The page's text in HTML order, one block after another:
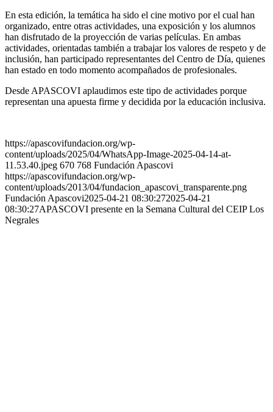
En esta edición, la temática ha sido el cine motivo por el cual han
organizado, entre otras actividades, una exposición y los alumnos
han disfrutado de la proyección de varias películas. En ambas
actividades, orientadas también a trabajar los valores de respeto y de
inclusión, han participado representantes del Centro de Día, quienes
han estado en todo momento acompañados de profesionales.
Desde APASCOVI aplaudimos este tipo de actividades porque
representan una apuesta firme y decidida por la educación inclusiva.
https://apascovifundacion.org/wp-
content/uploads/2025/04/WhatsApp-Image-2025-04-14-at-
11.53.40.jpeg 670 768 Fundación Apascovi
https://apascovifundacion.org/wp-
content/uploads/2013/04/fundacion_apascovi_transparente.png
Fundación Apascovi2025-04-21 08:30:272025-04-21
08:30:27APASCOVI presente en la Semana Cultural del CEIP Los
Negrales